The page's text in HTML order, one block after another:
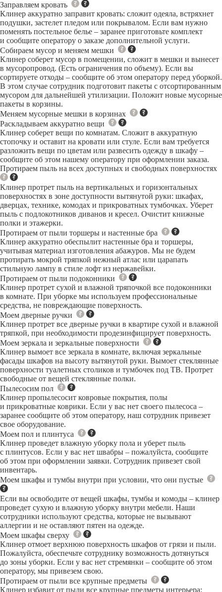
Заправляем кровать
Клинер аккуратно заправит кровать: сложит одеяла, встряхнет
подушки, застелет пледом или покрывалом. Если вам нужно
поменять постельное белье – заранее приготовьте комплект
и сообщите оператору о заказе дополнительной услуги.
Собираем мусор и меняем мешки
Клинер соберет мусор в помещении, сложит в мешки и вынесет
в мусоропровод. (Есть ограничения по объему). Если вы
сортируете отходы – сообщите об этом оператору перед уборкой.
В этом случае сотрудник подготовит пакеты с отсортированным
мусором для дальнейшей утилизации. Положит новые мусорные
пакеты в корзины.
Меняем мусорные мешки в корзинах
Раскладываем аккуратно вещи
Клинер соберет вещи по комнатам. Сложит в аккуратную
стопочку и оставит на кровати или стуле. Если вам требуется
разложить вещи по цветам или развесить одежду в шкафу –
сообщите об этом нашему оператору при оформлении заказа.
Протираем пыль на всех доступных и свободных поверхностях
Клинер протрет пыль на вертикальных и горизонтальных
поверхностях в зоне доступности вытянутой руки: шкафах,
дверцах, технике, комодах и прикроватных тумбочках. Уберет
пыль с подлокотников диванов и кресел. Очистит книжные
полки и этажерки.
Протираем от пыли торшеры и настенные бра
Клинер аккуратно обеспылит настенные бра и торшеры,
учитывая материал изготовления абажуров. Мы не будем
протирать мокрой тряпкой нежный атлас или царапать
стильную лампу в стиле лофт из нержавейки.
Протираем от пыли подоконники
Клинер протрет сухой и влажной тряпочкой все подоконники
в комнате. При уборке мы используем профессиональные
средства, не повреждающие поверхность.
Моем дверные ручки
Клинер протрет все дверные ручки в квартире сухой и влажной
тряпкой, при необходимости продезинфицирует поверхность.
Моем зеркала и зеркальные поверхности
Клинер вымоет все зеркала в комнате, включая зеркальные
фасады шкафов на высоту вытянутой руки. Вымоет стеклянные
поверхности туалетных столиков и тумбочек под ТВ. Протрет
свободные от вещей стеклянные полки.
Пылесосим пол
Клинер пропылесосит ковровые покрытия, полы
и прикроватные коврики. Если у вас нет своего пылесоса –
заранее сообщите об этом оператору, наш сотрудник привезет
свое оборудование.
Моем пол и плинтуса
Клинер проведет влажную уборку пола и уберет пыль
с плинтусов. Если у вас нет швабры – пожалуйста, сообщите
об этом при оформлении заявки. Сотрудник привезет свой
инвентарь.
Моем шкафы и тумбы внутри при условии, что они пустые
Если вы освободите от вещей шкафы, тумбы и комоды – клинер
проведет сухую и влажную уборку внутри мебели. Наши
сотрудники используют средства, которые не вызывают
аллергии и не оставляют пятен на одежде.
Моем шкафы сверху
Клинер отмоет верхнюю поверхность шкафов от грязи и пыли.
Пожалуйста, обеспечьте сотруднику возможность дотянуться
до зоны уборки. Если у вас нет стремянки – сообщите об этом
оператору, мы привезем свою.
Протираем от пыли все крупные предметы
Клинер избавит от пыли все крупные предметы интерьера: